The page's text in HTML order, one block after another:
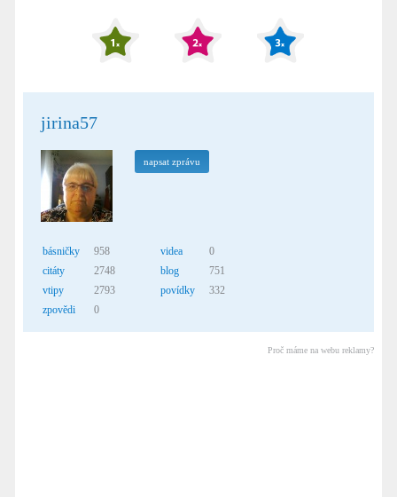
jirina57
napsat zprávu
básničky
958
citáty
2748
vtipy
2793
zpovědi
0
videa
0
blog
751
povídky
332
Proč máme na webu reklamy?